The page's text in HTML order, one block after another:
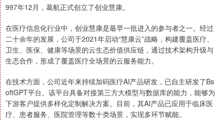
997年12月，葛航正式创立了创业慧康。
在医疗信息化行业中，创业慧康是最早一批进入的参与者之一。经过
二十余年的发展，公司于2021年启动“慧康云”战略，构建覆盖医疗、
卫生、医保、健康等场景的云生态价值供应链，通过技术架构升级与
生态合作，形成了覆盖医疗全场景的云服务能力。
在技术方面，公司近年来持续加码医疗AI产品研发，已自主研发了Bs
oftGPT平台。该平台具备对接第三方大模型与数据库的能力，能够为
下游客户提供多样化定制解决方案。目前，其AI产品已应用于临床医
疗、患者服务、医院管理等数十类场景，实现多环节赋能。